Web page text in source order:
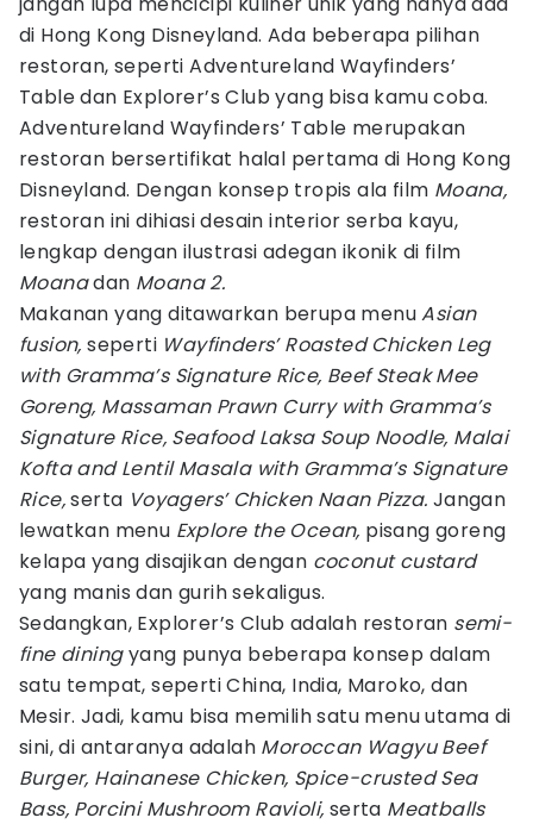
di Hong Kong Disneyland. Ada beberapa pilihan
restoran, seperti Adventureland Wayfinders’
Table dan Explorer’s Club yang bisa kamu coba.
Adventureland Wayfinders’ Table merupakan
restoran bersertifikat halal pertama di Hong Kong
Disneyland. Dengan konsep tropis ala film Moana,
restoran ini dihiasi desain interior serba kayu,
lengkap dengan ilustrasi adegan ikonik di film
Moanadan Moana 2.
Makanan yang ditawarkan berupa menuAsian
fusion,seperti Wayfinders’ Roasted Chicken Leg
with Gramma’s Signature Rice, Beef Steak Mee
Goreng, Massaman Prawn Curry with Gramma’s
Signature Rice, Seafood Laksa Soup Noodle, Malai
Kofta and Lentil Masala with Gramma’s Signature
Rice,serta Voyagers’ Chicken Naan Pizza. Jangan
lewatkan menu Explore the Ocean, pisang goreng
kelapa yang disajikan dengan coconut custard
yang manis dan gurih sekaligus.
Sedangkan, Explorer’s Club adalah restoran semi-
fine diningyang punya beberapa konsep dalam
satu tempat, seperti China, India, Maroko, dan
Mesir. Jadi, kamu bisa memilih satu menu utama di
sini, di antaranya adalah Moroccan Wagyu Beef
Burger, Hainanese Chicken, Spice-crusted Sea
Bass, Porcini Mushroom Ravioli, serta Meatballs